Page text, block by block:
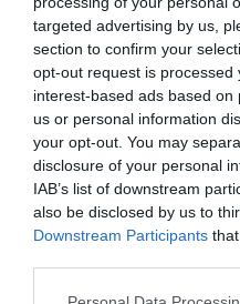
targeted advertising by us,
section to confirm your
opt-out request is processed
interest-based ads based
us or personal information
your opt-out. You may
disclosure of your personal
IAB’s list of downstream
also be disclosed by us to
Downstream Participants
Αλάτι Ιμαλαΐων –